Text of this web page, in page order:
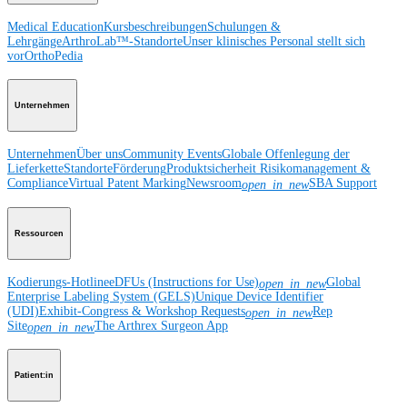
Medical EducationKursbeschreibungenSchulungen &
LehrgängeArthroLab™-StandorteUnser klinisches Personal stellt sich
vorOrthoPedia
Unternehmen
UnternehmenÜber unsCommunity EventsGlobale Offenlegung der
LieferketteStandorteFörderungProduktsicherheit Risikomanagement &
ComplianceVirtual Patent MarkingNewsroomopen_in_newSBA Support
Ressourcen
Kodierungs-HotlineeDFUs (Instructions for Use)open_in_newGlobal
Enterprise Labeling System (GELS)Unique Device Identifier
(UDI)Exhibit-Congress & Workshop Requestsopen_in_newRep
Siteopen_in_newThe Arthrex Surgeon App
Patient:in